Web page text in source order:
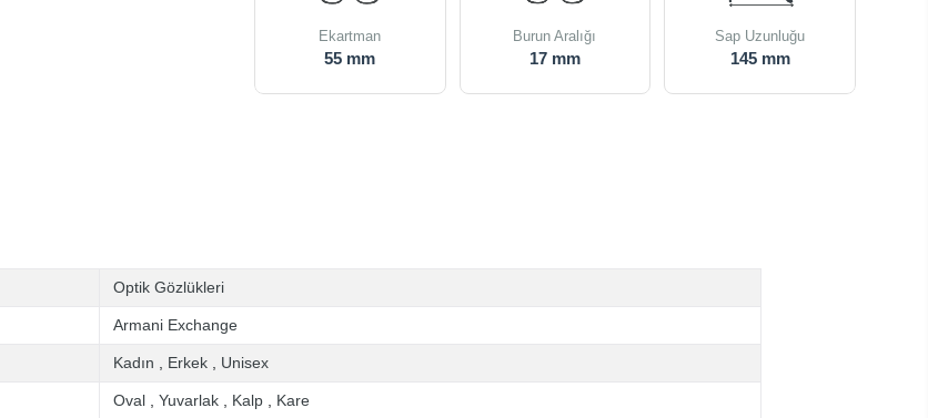
Ekartman
55 mm
Burun Aralığı
17 mm
Sap Uzunluğu
145 mm
Optik Gözlükleri
Armani Exchange
Kadın Erkek Unisex
Oval Yuvarlak Kalp Kare